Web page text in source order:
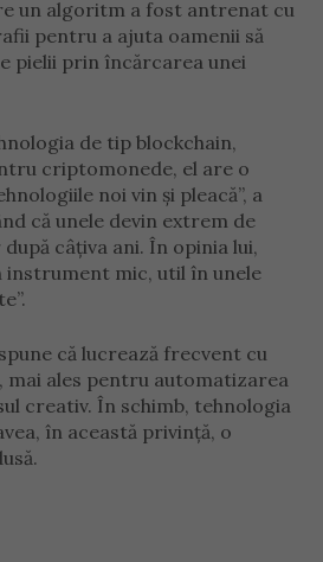
un algoritm a fost antrenat cu
pentru a ajuta oamenii să
pielii prin încărcarea unei
de tip blockchain,
criptomonede, el are o
noi vin și pleacă”, a
că unele devin extrem de
câțiva ani. În opinia lui,
instrument mic, util în unele
că lucrează frecvent cu
ales pentru automatizarea
creativ. În schimb, tehnologia
în această privință, o